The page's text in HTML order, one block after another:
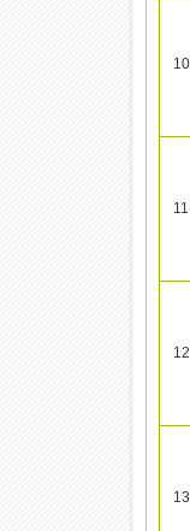
10
11
12
13